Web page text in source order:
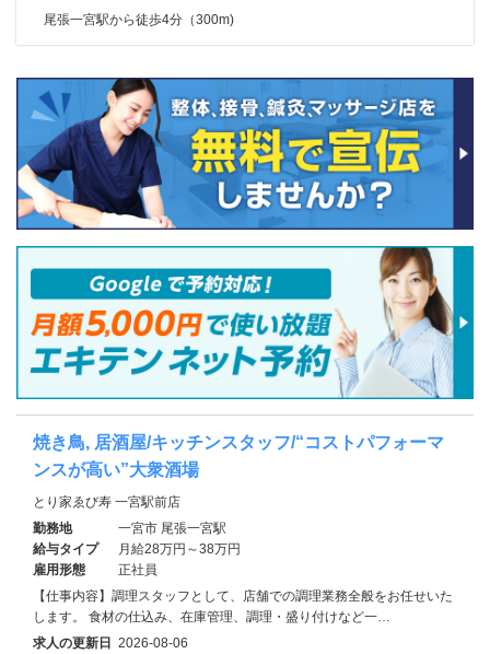
尾張一宮駅から徒歩4分（300m)
焼き鳥, 居酒屋/キッチンスタッフ/“コストパフォーマ
ンスが高い”大衆酒場
とり家ゑび寿 一宮駅前店
勤務地
一宮市 尾張一宮駅
給与タイプ
月給28万円～38万円
雇用形態
正社員
【仕事内容】調理スタッフとして、店舗での調理業務全般をお任せいた
します。 食材の仕込み、在庫管理、調理・盛り付けなど一…
求人の更新日 2026-08-06